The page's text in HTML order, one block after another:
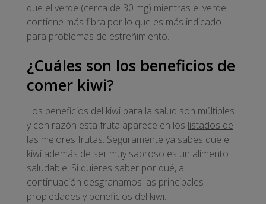
que el verde (cerca de 30 mg) mientras el verde
contiene más fibra por lo que es más indicado
para problemas de estreñimiento.
¿Cuáles son los beneficios de
comer kiwi?
Los beneficios del kiwi para la salud son múltiples
y con razón esta fruta aparece en los listados de
las mejores frutas. Seguramente ya sabes que el
kiwi además de ser muy sabroso es un alimento
saludable. Si quieres saber por qué, a
continuación desgranamos las principales
propiedades y beneficios del kiwi.